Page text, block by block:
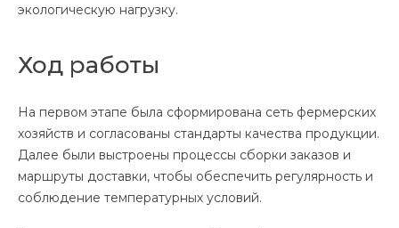
экологическую нагрузку.
Ход работы
На первом этапе была сформирована сеть фермерских
хозяйств и согласованы стандарты качества продукции.
Далее были выстроены процессы сборки заказов и
маршруты доставки, чтобы обеспечить регулярность и
соблюдение температурных условий.